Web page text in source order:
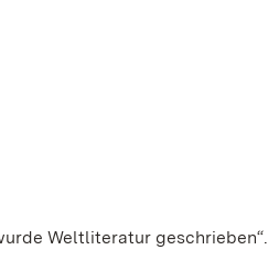
Weltliteratur geschrieben“.